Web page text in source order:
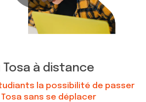
Tosa à distance
la possibilité de passer
sans se déplacer